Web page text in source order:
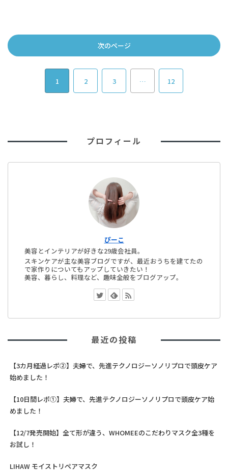
次のページ
1 2 3 … 12
プロフィール
ぴーこ
美容とインテリアが好きな29歳会社員。
スキンケアが主な美容ブログですが、最近おうちを建てたの
で家作りについてもアップしていきたい！
美容、暮らし、料理など、趣味全般をブログアップ。
最近の投稿
【3カ月経過レポ②】夫婦で、先進テクノロジーソノリプロで頭皮ケア
始めました！
【10日間レポ①】夫婦で、先進テクノロジーソノリプロで頭皮ケア始
めました！
【12/7発売開始】全て形が違う、WHOMEEのこだわりマスク全3種を
お試し！
LIHAW モイストリペアマスク